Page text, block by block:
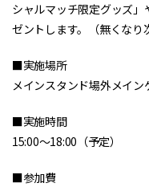
シャルマッチ限定グッズ
ゼントします。（無くなり
■実施場所
メインスタンド場外メイン
■実施時間
15:00～18:00（予定）
■参加費